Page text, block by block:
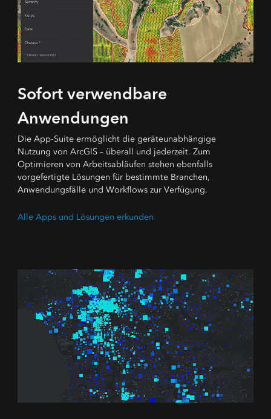
Sofort verwendbare
Anwendungen
Die App-Suite ermöglicht die geräteunabhängige
Nutzung von ArcGIS – überall und jederzeit. Zum
Optimieren von Arbeitsabläufen stehen ebenfalls
vorgefertigte Lösungen für bestimmte Branchen,
Anwendungsfälle und Workflows zur Verfügung.
Alle Apps und Lösungen erkunden